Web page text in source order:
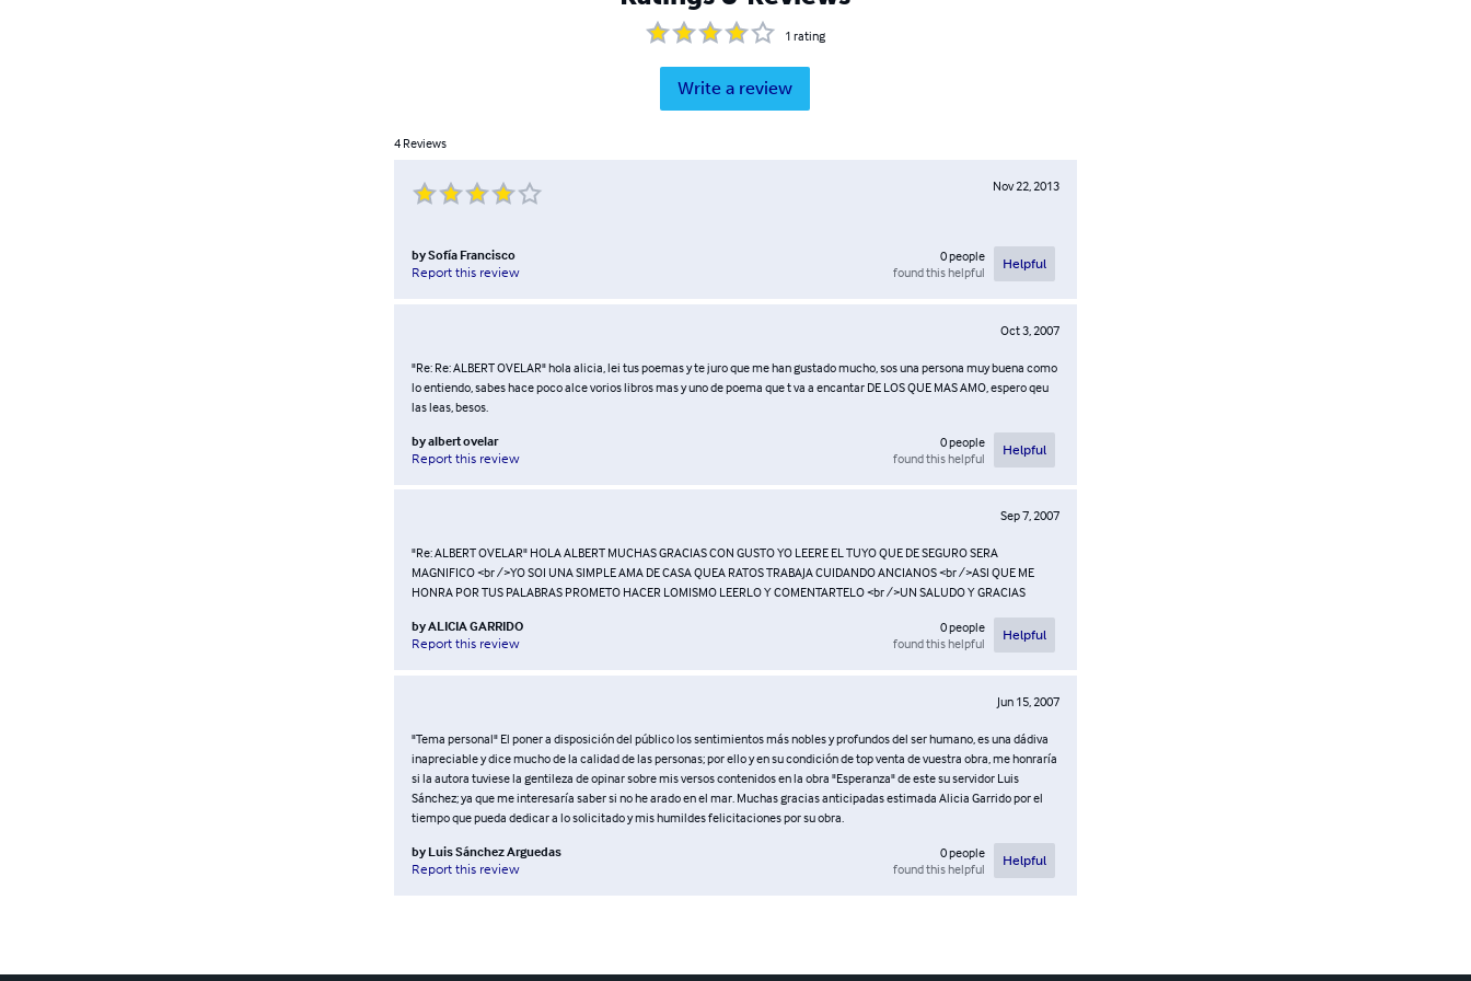
1 rating
Write a review
4 Reviews
Nov 22, 2013
bySofía Francisco
Report this review
0people
found this helpful
Helpful
Oct 3, 2007
"Re: Re: ALBERT OVELAR" hola alicia, lei tus poemas y te juro que me han gustado mucho, sos una persona muy buena como
lo entiendo, sabes hace poco alce vorios libros mas y uno de poema que t va a encantar DE LOS QUE MAS AMO, espero qeu
las leas, besos.
byalbert ovelar
Report this review
0people
found this helpful
Helpful
Sep 7, 2007
"Re: ALBERT OVELAR" HOLA ALBERT MUCHAS GRACIAS CON GUSTO YO LEERE EL TUYO QUE DE SEGURO SERA
MAGNIFICO <br />YO SOI UNA SIMPLE AMA DE CASA QUEA RATOS TRABAJA CUIDANDO ANCIANOS <br />ASI QUE ME
HONRA POR TUS PALABRAS PROMETO HACER LOMISMO LEERLO Y COMENTARTELO <br />UN SALUDO Y GRACIAS
byALICIA GARRIDO
Report this review
0people
found this helpful
Helpful
Jun 15, 2007
"Tema personal" El poner a disposición del público los sentimientos más nobles y profundos del ser humano, es una dádiva
inapreciable y dice mucho de la calidad de las personas; por ello y en su condición de top venta de vuestra obra, me honraría
si la autora tuviese la gentileza de opinar sobre mis versos contenidos en la obra "Esperanza" de este su servidor Luis
Sánchez; ya que me interesaría saber si no he arado en el mar. Muchas gracias anticipadas estimada Alicia Garrido por el
tiempo que pueda dedicar a lo solicitado y mis humildes felicitaciones por su obra.
by Luis Sánchez Arguedas
Report this review
0people
found this helpful
Helpful